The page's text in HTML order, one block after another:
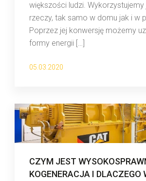
większości ludzi. Wykorzystujemy
rzeczy, tak samo w domu jak i w
Poprzez jej konwersję możemy
formy energii […]
05.03.2020
CZYM JEST
KOGENERACJA I DLACZEGO